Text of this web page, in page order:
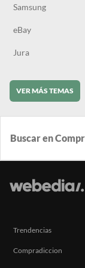
Samsung
eBay
Jura
VER MÁS TEMAS
Trendencias
Compradiccion